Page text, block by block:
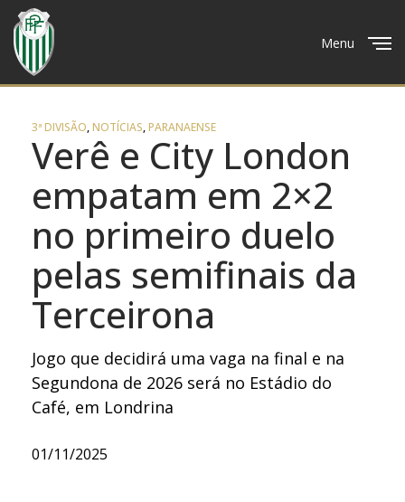
Menu
3ª DIVISÃO,NOTÍCIAS,PARANAENSE
Verê e City London
empatam em 2×2
no primeiro duelo
pelas semifinais da
Terceirona
Jogo que decidirá uma vaga na final e na
Segundona de 2026 será no Estádio do
Café, em Londrina
01/11/2025